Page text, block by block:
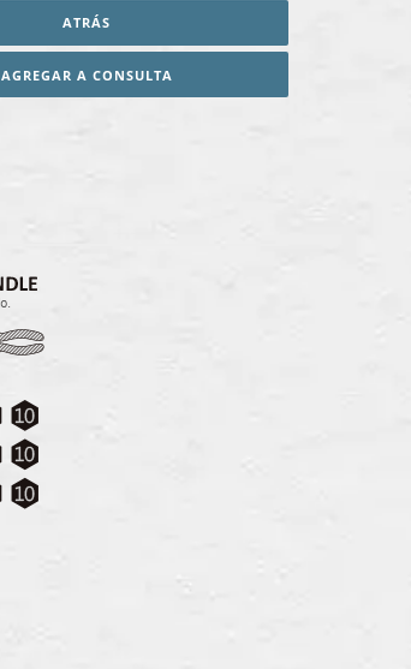
ATRÁS
AGREGAR A CONSULTA